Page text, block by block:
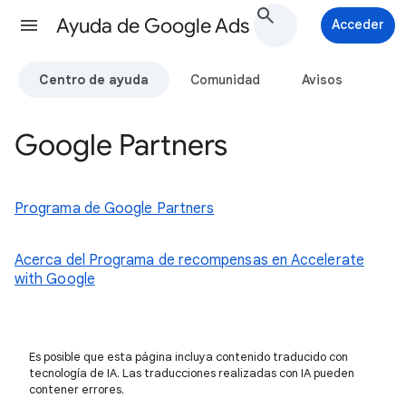
Ayuda de Google Ads Acceder
Centro de ayuda Comunidad Avisos
Google Partners
Programa de Google Partners
Acerca del Programa de recompensas en Accelerate
with Google
Es posible que esta página incluya contenido traducido con
tecnología de IA. Las traducciones realizadas con IA pueden
contener errores.